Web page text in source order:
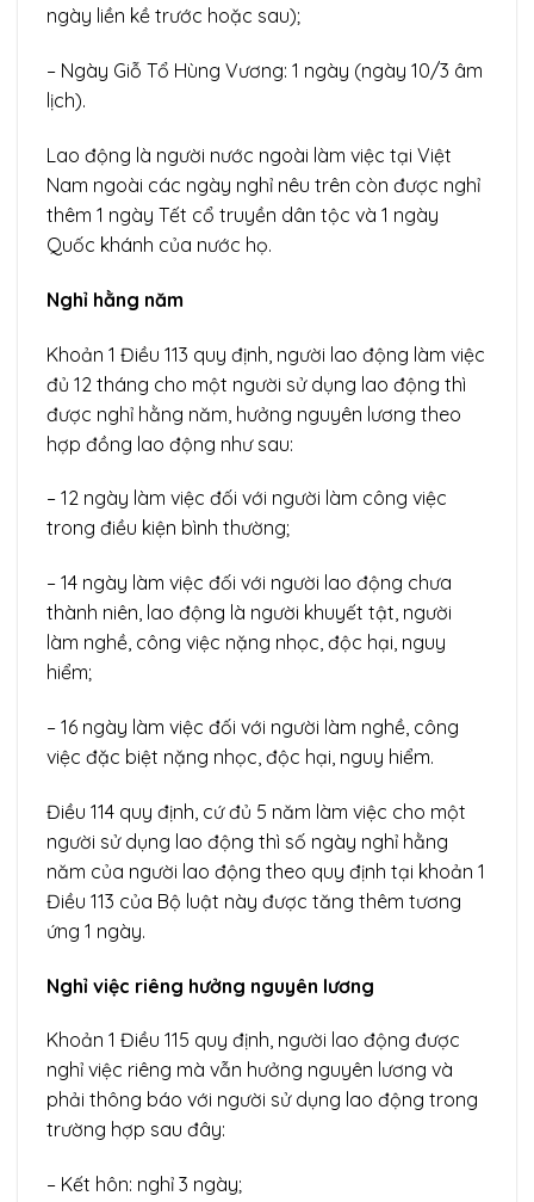
ngày liền kề trước hoặc sau);
– Ngày Giỗ Tổ Hùng Vương: 1 ngày (ngày 10/3 âm
lịch).
Lao động là người nước ngoài làm việc tại Việt
Nam ngoài các ngày nghỉ nêu trên còn được nghỉ
thêm 1 ngày Tết cổ truyền dân tộc và 1 ngày
Quốc khánh của nước họ.
Nghỉ hằng năm
Khoản 1 Điều 113 quy định, người lao động làm việc
đủ 12 tháng cho một người sử dụng lao động thì
được nghỉ hằng năm, hưởng nguyên lương theo
hợp đồng lao động như sau:
– 12 ngày làm việc đối với người làm công việc
trong điều kiện bình thường;
– 14 ngày làm việc đối với người lao động chưa
thành niên, lao động là người khuyết tật, người
làm nghề, công việc nặng nhọc, độc hại, nguy
hiểm;
– 16 ngày làm việc đối với người làm nghề, công
việc đặc biệt nặng nhọc, độc hại, nguy hiểm.
Điều 114 quy định, cứ đủ 5 năm làm việc cho một
người sử dụng lao động thì số ngày nghỉ hằng
năm của người lao động theo quy định tại khoản 1
Điều 113 của Bộ luật này được tăng thêm tương
ứng 1 ngày.
Nghỉ việc riêng hưởng nguyên lương
Khoản 1 Điều 115 quy định, người lao động được
nghỉ việc riêng mà vẫn hưởng nguyên lương và
phải thông báo với người sử dụng lao động trong
trường hợp sau đây:
– Kết hôn: nghỉ 3 ngày;